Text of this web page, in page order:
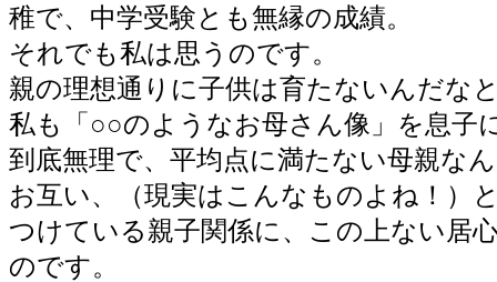
稚で、中学受験とも無縁の成績。
それでも私は思うのです。
親の理想通りに子供は育たないんだな
私も「○○のようなお母さん像」を息子
到底無理で、平均点に満たない母親な
お互い、（現実はこんなものよね！）
つけている親子関係に、この上ない居
のです。